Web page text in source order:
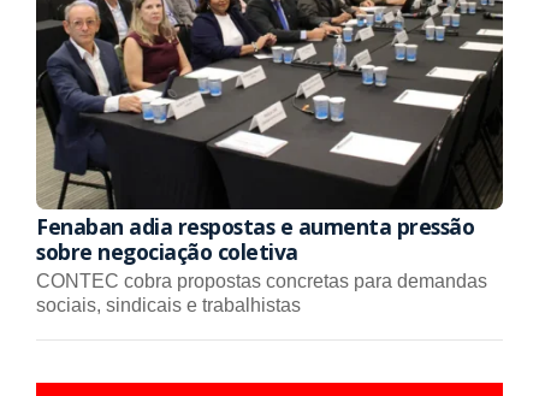
Fenaban adia respostas e aumenta pressão
sobre negociação coletiva
CONTEC cobra propostas concretas para demandas
sociais, sindicais e trabalhistas